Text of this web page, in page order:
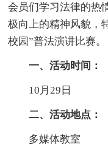
会员们学习法律的热
极向上的精神风貌，
校园”普法演讲比赛。
一、活动时间：
10月29日
二、活动地点：
多媒体教室